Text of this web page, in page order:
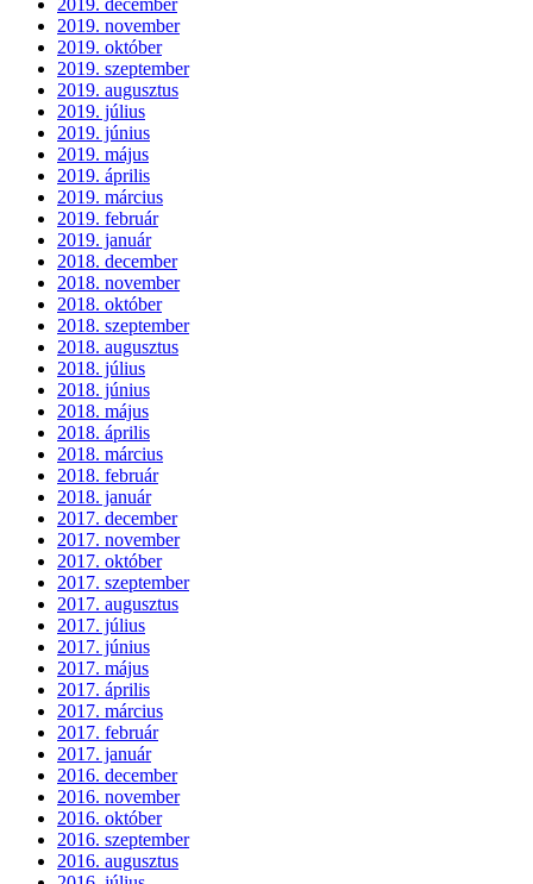
2019. december
2019. november
2019. október
2019. szeptember
2019. augusztus
2019. július
2019. június
2019. május
2019. április
2019. március
2019. február
2019. január
2018. december
2018. november
2018. október
2018. szeptember
2018. augusztus
2018. július
2018. június
2018. május
2018. április
2018. március
2018. február
2018. január
2017. december
2017. november
2017. október
2017. szeptember
2017. augusztus
2017. július
2017. június
2017. május
2017. április
2017. március
2017. február
2017. január
2016. december
2016. november
2016. október
2016. szeptember
2016. augusztus